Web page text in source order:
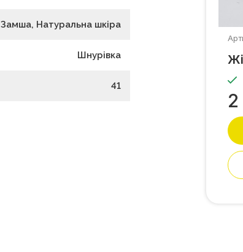
Замша, Натуральна шкіра
Шнурівка
41